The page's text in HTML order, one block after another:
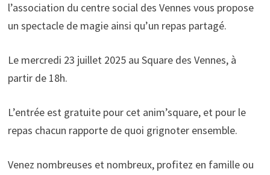
l’association du centre social des Vennes vous propose
un spectacle de magie ainsi qu’un repas partagé.
Le mercredi 23 juillet 2025 au Square des Vennes, à
partir de 18h.
L’entrée est gratuite pour cet anim’square, et pour le
repas chacun rapporte de quoi grignoter ensemble.
Venez nombreuses et nombreux, profitez en famille ou